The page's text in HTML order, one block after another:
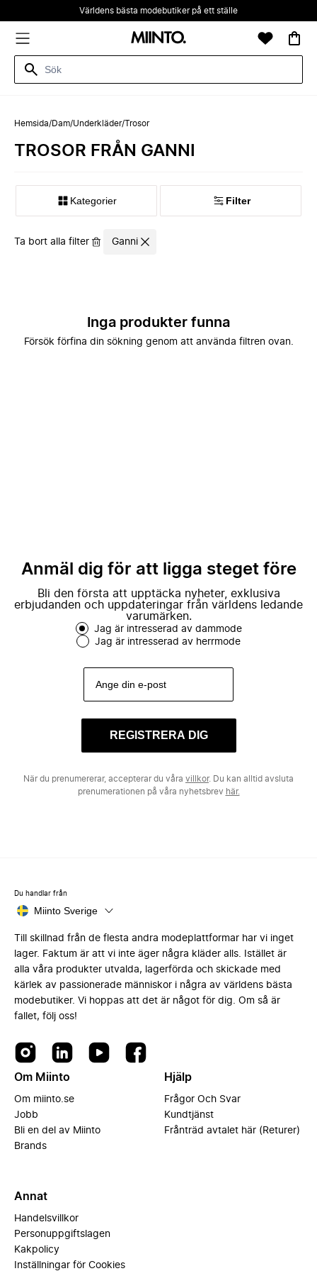
Världens bästa modebutiker på ett ställe
Hemsida/Dam/Underkläder/Trosor
TROSOR FRÅN GANNI
Kategorier Filter
Ta bort alla filter Ganni
Inga produkter funna
Försök förfina din sökning genom att använda filtren ovan.
Anmäl dig för att ligga steget före
Bli den första att upptäcka nyheter, exklusiva
erbjudanden och uppdateringar från världens ledande
varumärken.
Jag är intresserad av dammode
Jag är intresserad av herrmode
REGISTRERA DIG
När du prenumererar, accepterar du våra villkor. Du kan alltid avsluta
prenumerationen på våra nyhetsbrev här.
Du handlar från
Miinto Sverige
Till skillnad från de flesta andra modeplattformar har vi inget
lager. Faktum är att vi inte äger några kläder alls. Istället är
alla våra produkter utvalda, lagerförda och skickade med
kärlek av passionerade människor i några av världens bästa
modebutiker. Vi hoppas att det är något för dig. Om så är
fallet, följ oss!
Om Miinto
Om miinto.se
Jobb
Bli en del av Miinto
Brands
Hjälp
Frågor Och Svar
Kundtjänst
Frånträd avtalet här (Returer)
Annat
Handelsvillkor
Personuppgiftslagen
Kakpolicy
Inställningar för Cookies